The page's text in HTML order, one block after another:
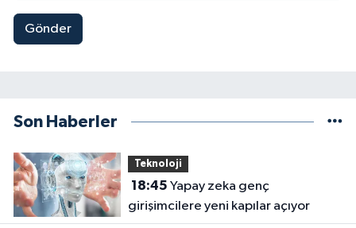
Gönder
Son Haberler
Teknoloji
18:45
girişimcilere yeni kapılar açıyor